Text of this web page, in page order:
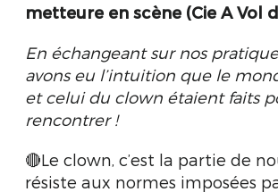
metteure en scène (Cie A Vol
En échangeant sur nos
avons eu l’intuition que le
et celui du clown étaient faits
rencontrer !
🔴Le clown, c’est la partie de
résiste aux normes imposées